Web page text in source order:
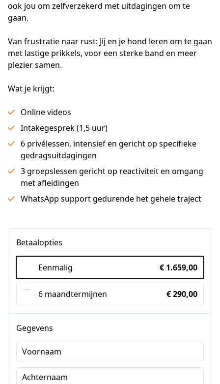
ook jou om zelfverzekerd met uitdagingen om te
gaan.
Van frustratie naar rust: Jij en je hond leren om te gaan
met lastige prikkels, voor een sterke band en meer
plezier samen.
Wat je krijgt:
Online videos
Intakegesprek (1,5 uur)
6 privélessen, intensief en gericht op specifieke
gedragsuitdagingen
3 groepslessen gericht op reactiviteit en omgang
met afleidingen
WhatsApp support gedurende het gehele traject
Betaalopties
Eenmalig € 1.659,00
6 maandtermijnen € 290,00
Gegevens
Voornaam
Achternaam